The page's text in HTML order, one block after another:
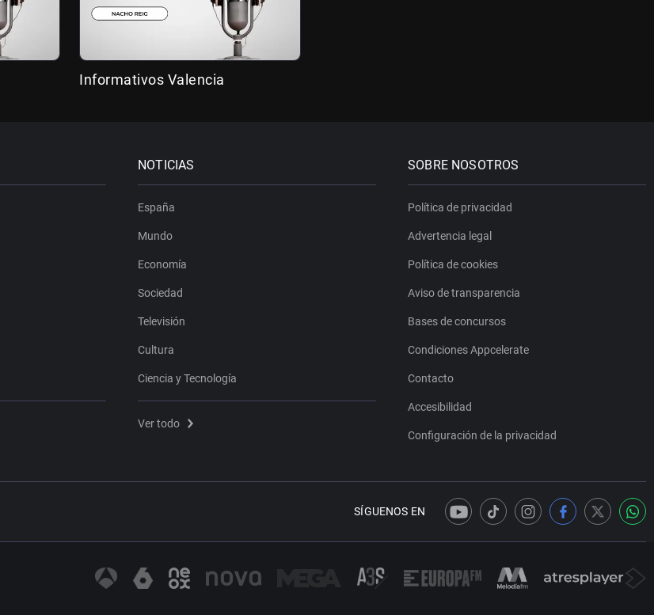
Informativos Valencia
NOTICIAS
España
Mundo
Economía
Sociedad
Televisión
Cultura
Ciencia y Tecnología
Ver todo
SOBRE NOSOTROS
Política de privacidad
Advertencia legal
Política de cookies
Aviso de transparencia
Bases de concursos
Condiciones Appcelerate
Contacto
Accesibilidad
Configuración de la privacidad
SÍGUENOS EN